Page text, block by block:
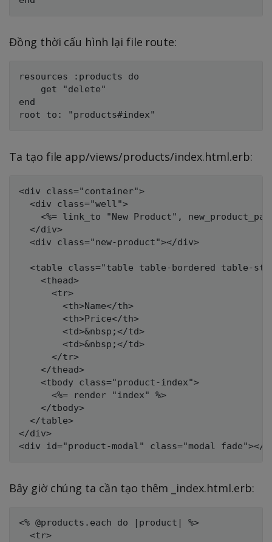
Đồng thời cấu hình lại file route:
resources :products do
    get "delete"
end
Ta tạo file app/views/products/index.html.erb:
<div class="container">
  <div class="well">
<%= link_to "New Product",
  </div>
  <div class="new-product"></div>
<table class="table table-bordered table-
    <thead>
      <tr>
        <th>Name</th>
        <th>Price</th>
        <td>&nbsp;</td>
        <td>&nbsp;</td>
      </tr>
    </thead>
    <tbody class="product-index">
      <%= render "index" %>
    </tbody>
  </table>
</div>
Bây giờ chúng ta cần tạo thêm _index.html.erb:
<% @products.each do |product| %>
  <tr>